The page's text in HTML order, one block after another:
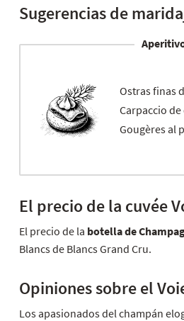
Sugerencias de
Ostras finas
Carpaccio
Gougères al
El precio de la cuvée
El precio de la botella de
Blancs de Blancs Grand Cru.
Opiniones sobre el
Los apasionados del champán